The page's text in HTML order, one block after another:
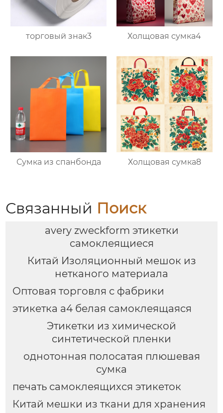
торговый знак3 Холщовая сумка4
Сумка из спанбонда Холщовая сумка8
Связанный Поиск
avery zweckform этикетки
самоклеящиеся
Китай Изоляционный мешок из
нетканого материала
Оптовая торговля с фабрики
этикетка а4 белая самоклеящаяся
Этикетки из химической
синтетической пленки
однотонная полосатая плюшевая
сумка
печать самоклеящихся этикеток
Китай мешки из ткани для хранения